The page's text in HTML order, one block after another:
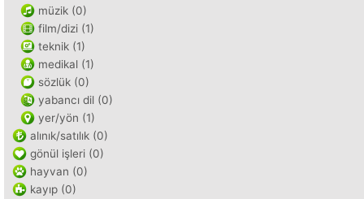
müzik (0)
film/dizi (1)
teknik (1)
medikal (1)
sözlük (0)
yabancı dil (0)
yer/yön (1)
alınık/satılık (0)
gönül işleri (0)
hayvan (0)
kayıp (0)